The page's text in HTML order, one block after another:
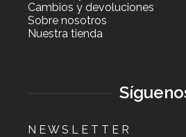
Cambios y devoluciones
Sobre nosotros
Nuestra tienda
N E W S L E T T E R